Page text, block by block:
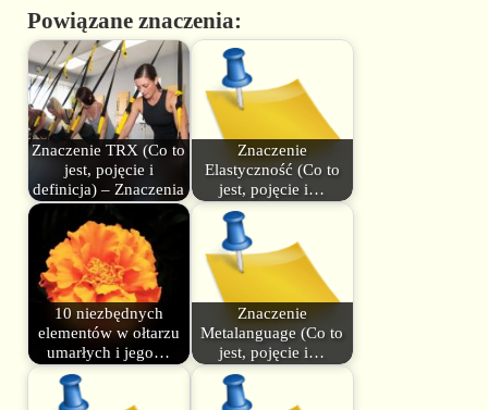
Powiązane znaczenia:
Znaczenie TRX (Co to
jest, pojęcie i
definicja) – Znaczenia
Znaczenie
Elastyczność (Co to
jest, pojęcie i…
10 niezbędnych
elementów w ołtarzu
umarłych i jego…
Znaczenie
Metalanguage (Co to
jest, pojęcie i…